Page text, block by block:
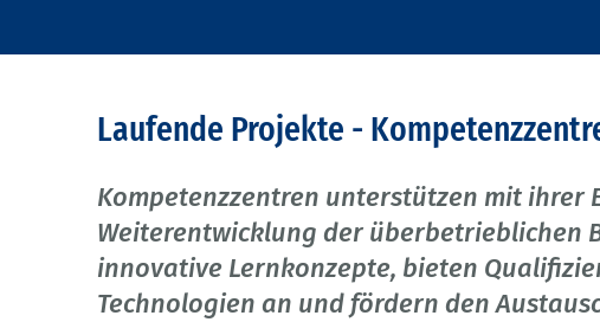
Laufende Projekte -
Kompetenzzentren unterstützen mit ihrer
Weiterentwicklung der überbetrieblichen
innovative Lernkonzepte, bieten
Technologien an und fördern den